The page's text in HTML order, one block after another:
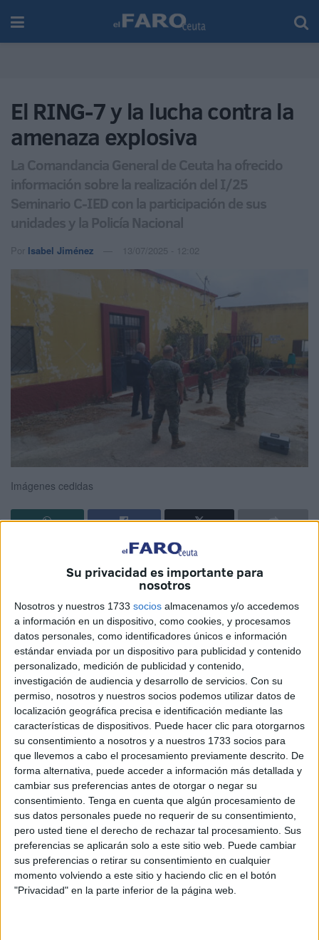
Su privacidad es importante para
nosotros
Nosotros y nuestros 1733 socios almacenamos y/o accedemos
a información en un dispositivo, como cookies, y procesamos
datos personales, como identificadores únicos e información
estándar enviada por un dispositivo para publicidad y contenido
personalizado, medición de publicidad y contenido,
investigación de audiencia y desarrollo de servicios. Con su
permiso, nosotros y nuestros socios podemos utilizar datos de
localización geográfica precisa e identificación mediante las
características de dispositivos. Puede hacer clic para otorgarnos
su consentimiento a nosotros y a nuestros 1733 socios para
que llevemos a cabo el procesamiento previamente descrito. De
forma alternativa, puede acceder a información más detallada y
cambiar sus preferencias antes de otorgar o negar su
consentimiento. Tenga en cuenta que algún procesamiento de
sus datos personales puede no requerir de su consentimiento,
pero usted tiene el derecho de rechazar tal procesamiento. Sus
preferencias se aplicarán solo a este sitio web. Puede cambiar
sus preferencias o retirar su consentimiento en cualquier
momento volviendo a este sitio y haciendo clic en el botón
"Privacidad" en la parte inferior de la página web.
El RING-7 y la lucha contra la
amenaza explosiva
La Comandancia General de Ceuta ha ofrecido
información sobre la realización del I/25
Seminario C-IED con la participación de sus
unidades y la Policía Nacional
Por Isabel Jiménez 13/07/2025 - 12:02
Imágenes cedidas
La Comandancia General de Ceuta (Comgeceu), a través
de sus redes sociales, ha dado conocer la reciente
realización del I/25 Seminario C-IED organizado por el
Regimiento de Ingenieros Nº 7 (RING-7).
A través de una serie de fotografías la Comgeceu ha
mostrado parte de lo que se vivió durante esta jornada
impartida por el Centro de Excelencia Contra Artefactos
Explosivos Improvisados (C-IED CoE).
Este seminario ha contado con participación de unidades
de la Comandancia General de Ceuta, así como de la
Policía Nacional.
El#RING7ha organizado el I/25 Seminario
C-IED impartido por el Centro de Excelencia
Contra Artefactos Explosivos Improvisados
(CoE C-IED) de@NATOen España, con
participación de unidades de la
#COMGECEUy
@policia@MCANA_ET@EjercitoTierra